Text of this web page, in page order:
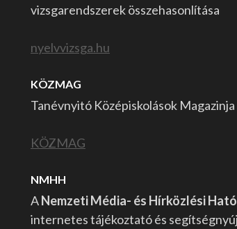
vizsgarendszerek összehasonlítása
nyelvvizsga.hu
KÖZMAG
Tanévnyitó Középiskolások Magazinja
KÖZMAG
NMHH
ANemzeti Média- és Hírközlési
internetes tájékoztató és